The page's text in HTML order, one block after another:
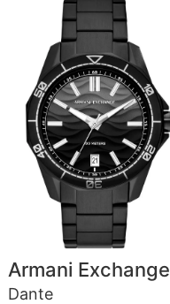
Armani Exchange
Dante